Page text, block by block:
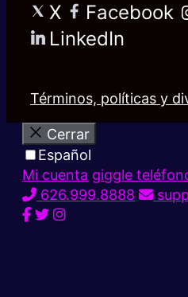
X Facebook
LinkedIn
Términos, políticas y
Cerrar
Español
Mi cuenta giggle
626.999.8888